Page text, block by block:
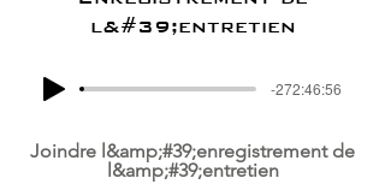
l&#39;entretien
-272:46:56
Joindre l&amp;#39;enregistrement de
l&amp;#39;entretien